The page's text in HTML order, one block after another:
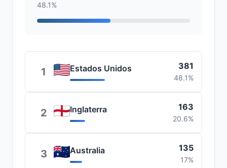
48.1%
1 Estados Unidos 381
48.1%
2 Inglaterra 163
20.6%
3 Australia 135
17%